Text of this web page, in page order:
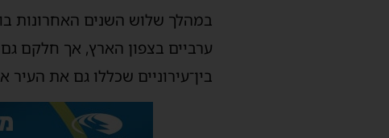
במהלך שלוש השנים האחרונות
ערביים בצפון הארץ, אך חלקם גם
בין־עירוניים שכללו גם את העיר